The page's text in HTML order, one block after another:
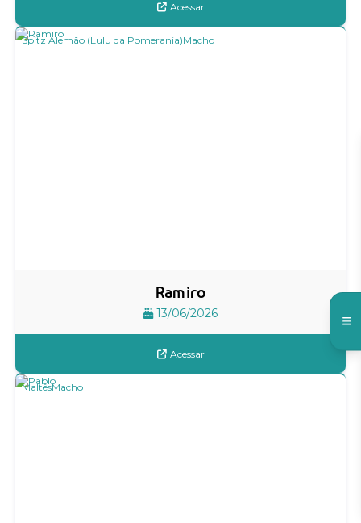
Acessar
Ramiro
13/06/2026
Spitz Alemão (Lulu da Pomerania)Macho
Acessar
MaltêsMacho